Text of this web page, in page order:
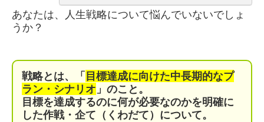
あなたは、人生戦略について悩んでいないでしょ
うか？
戦略とは、「 目標達成に向けた中長期的なプ
ラン・シナリオ 」のこと。
目標を達成するのに何が必要なのかを明確に
した作戦・企て（くわだて）について。